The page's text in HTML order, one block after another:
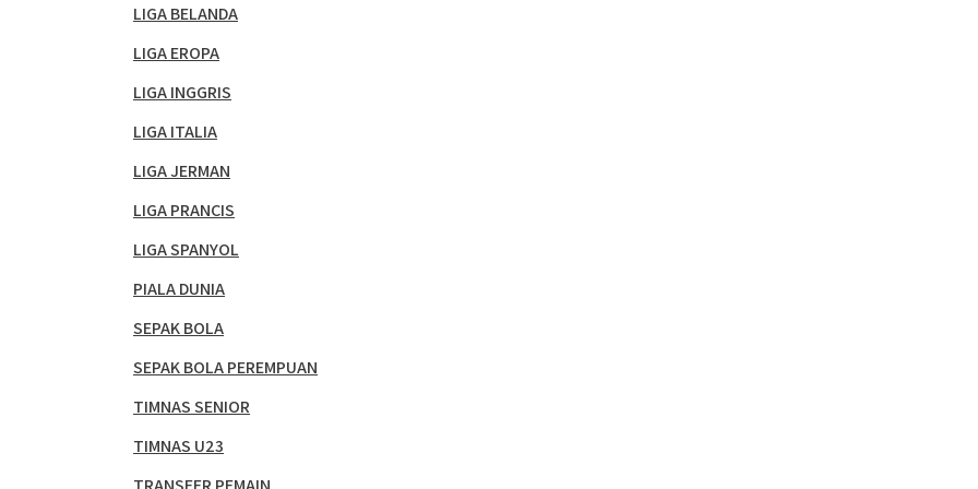
LIGA BELANDA
LIGA EROPA
LIGA INGGRIS
LIGA ITALIA
LIGA JERMAN
LIGA PRANCIS
LIGA SPANYOL
PIALA DUNIA
SEPAK BOLA
SEPAK BOLA PEREMPUAN
TIMNAS SENIOR
TIMNAS U23